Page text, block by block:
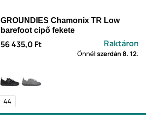
GROUNDIES Chamonix TR Low
barefoot cipő fekete
56 435,0 Ft Raktáron
Önnélszerdán8. 12.
44